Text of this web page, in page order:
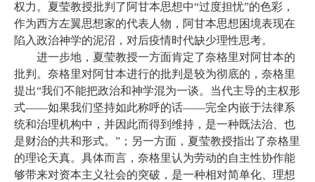
权力。夏莹教授批判了阿甘本思想中“过度担忧”的色彩，
作为西方左翼思想家的代表人物，阿甘本思想困境表现在
陷入政治神学的泥沼，对后疫情时代缺少理性思考。
进一步地，夏莹教授一方面肯定了奈格里对阿甘本的
批判。奈格里对阿甘本进行的批判是较为彻底的，奈格里
提出“我们不能把政治和神学混为一谈。当代主导的主权形
式——如果我们坚持如此称呼的话——完全内嵌于法律系
统和治理机构中，并因此而得到维持，是一种既法治、也
是财治的共和形式。”；另一方面，夏莹教授指出了奈格里
的理论天真。具体而言，奈格里认为劳动的自主性协作能
够带来对资本主义社会的突破，是一种相对简单化、理想